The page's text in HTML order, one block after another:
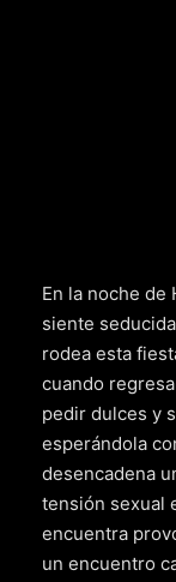
En la noche de
siente
rodea esta
cuando
pedir dulces y
esperándola
desencadena
tensión sexual
encuentra
un encuentro